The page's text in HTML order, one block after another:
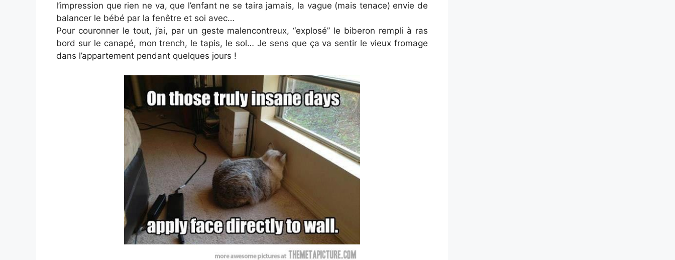
l’impression que rien ne va, que l’enfant ne se taira jamais, la vague (mais tenace) envie de
balancer le bébé par la fenêtre et soi avec…
Pour couronner le tout, j’ai, par un geste malencontreux, “explosé” le biberon rempli à ras
bord sur le canapé, mon trench, le tapis, le sol… Je sens que ça va sentir le vieux fromage
dans l’appartement pendant quelques jours !